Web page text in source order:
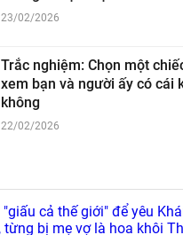
23/02/2026
Trắc nghiệm: Chọn một
xem bạn và người ấy có cái
không
22/02/2026